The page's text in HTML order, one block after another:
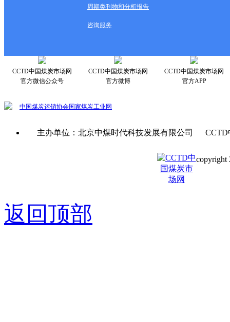
周期类刊物和分析报告
咨询服务
CCTD中国煤炭市场网
官方微信公众号
CCTD中国煤炭市场网
官方微博
CCTD中国煤炭市场网
官方APP
中国煤炭运销协会国家煤炭工业网
主办单位：北京中煤时代科技发展有限公司
copyright
返回顶部